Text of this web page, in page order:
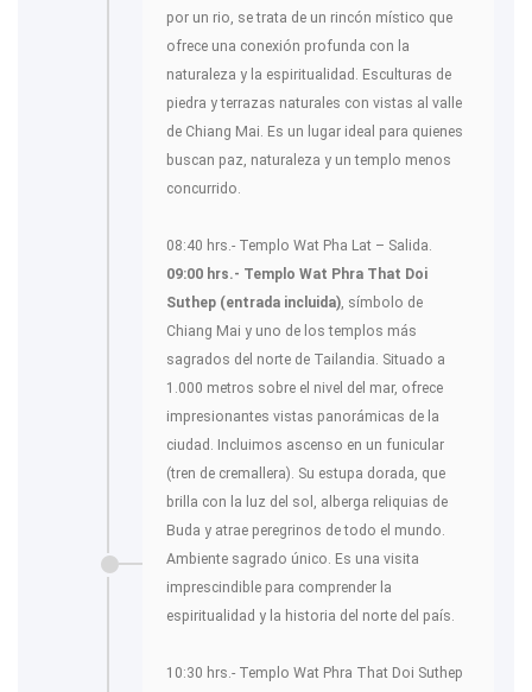
por un rio, se trata de un rincón místico que
ofrece una conexión profunda con la
naturaleza y la espiritualidad. Esculturas de
piedra y terrazas naturales con vistas al valle
de Chiang Mai. Es un lugar ideal para quienes
buscan paz, naturaleza y un templo menos
concurrido.
08:40 hrs.- Templo Wat Pha Lat – Salida.
09:00 hrs.- Templo Wat Phra That Doi
Suthep (entrada incluida), símbolo de
Chiang Mai y uno de los templos más
sagrados del norte de Tailandia. Situado a
1.000 metros sobre el nivel del mar, ofrece
impresionantes vistas panorámicas de la
ciudad. Incluimos ascenso en un funicular
(tren de cremallera). Su estupa dorada, que
brilla con la luz del sol, alberga reliquias de
Buda y atrae peregrinos de todo el mundo.
Ambiente sagrado único. Es una visita
imprescindible para comprender la
espiritualidad y la historia del norte del país.
10:30 hrs.- Templo Wat Phra That Doi Suthep